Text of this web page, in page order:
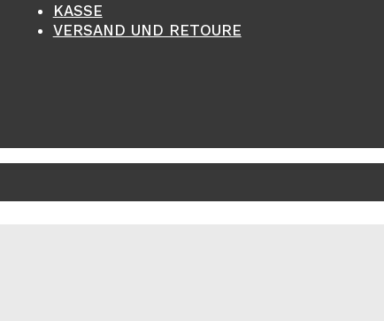
KASSE
VERSAND UND RETOURE